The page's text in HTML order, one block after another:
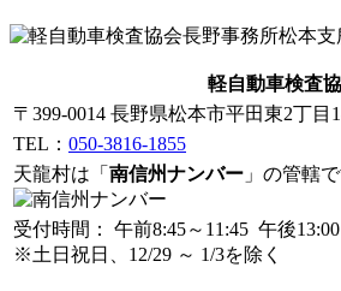
軽自動車検査
〒399-0014 長野県松本市平田東2丁目
TEL： 050-3816-1855
天龍村は「 南信州ナンバー 」の管轄で
受付時間： 午前8:45～11:45 午後
※土日祝日、12/29 ～ 1/3を除く